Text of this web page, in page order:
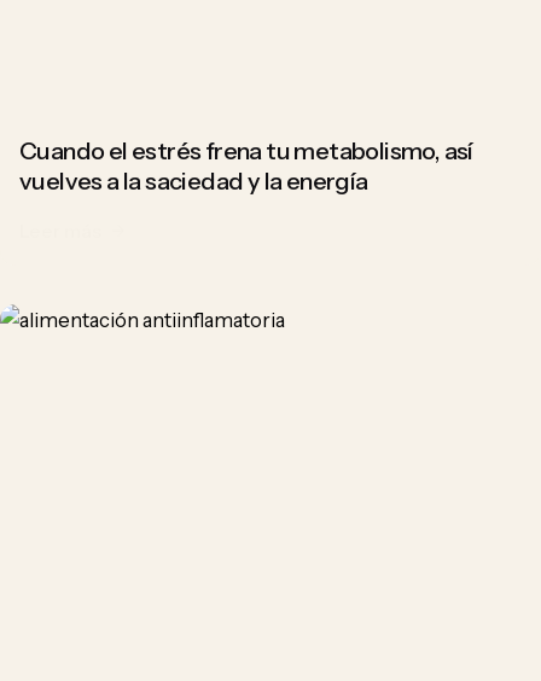
Cuando el estrés frena tu metabolismo, así
vuelves a la saciedad y la energía